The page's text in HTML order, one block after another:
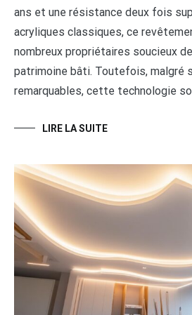
ans et une résistance deux fois
acryliques classiques, ce
nombreux propriétaires soucieux
patrimoine bâti. Toutefois, malgré
remarquables, cette technologie
LIRE LA SUITE